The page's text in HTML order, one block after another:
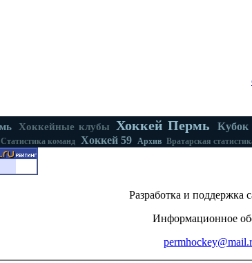
Хоккейные клубы Хоккей Пермь Кубок
Статистика команд Хоккей 59 Архив Вратарская
Разработка и
Информационное